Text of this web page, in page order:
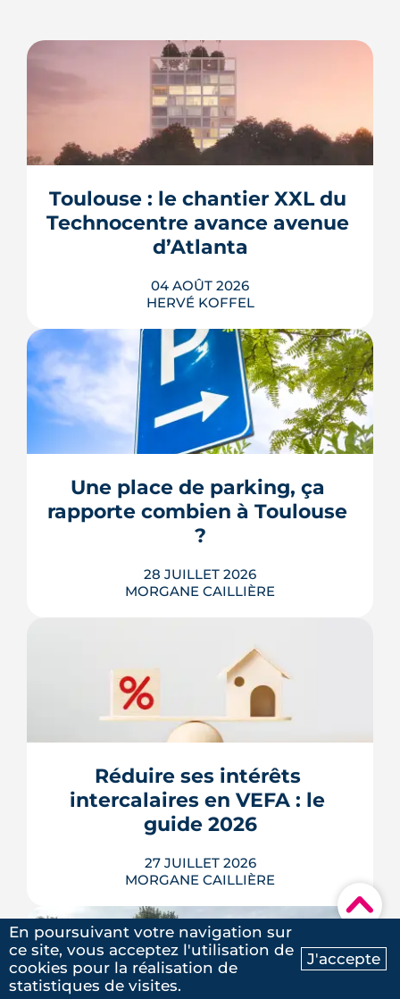
Ma recherche Contactez-nous
▾
Toulouse : le chantier XXL du
Technocentre avance avenue
d’Atlanta
04 AOÛT 2026
HERVÉ KOFFEL
Avenue d'Atlanta, à la Roseraie, un
chantier de six hectares réorganise les
coulisses techniques de Toulouse
Métropole. Derrière les buttes de terre
déménagement de services, plusieurs
chiffrages officiels et un bras de fer
environnemental.
LIRE L'ARTICLE
Une place de parking, ça
rapporte combien à Toulouse
?
28 JUILLET 2026
MORGANE CAILLIÈRE
Une place de parking inutilisée peut se
louer entre 40 et 120 € par mois à
Toulouse. Cet article détaille les prix de
location quartier par quartier, la
méthode pour calculer votre
connaître. Un tour d'horizon complet
avant de mettre votre place ou votre
Réduire ses intérêts
intercalaires en VEFA : le
guide 2026
27 JUILLET 2026
MORGANE CAILLIÈRE
Un achat de logement neuf en VEFA
financé par un prêt à déblocages
En poursuivant votre navigation sur
ce site, vous acceptez l'utilisation de
cookies pour la réalisation de
statistiques de visites.
J'accepte